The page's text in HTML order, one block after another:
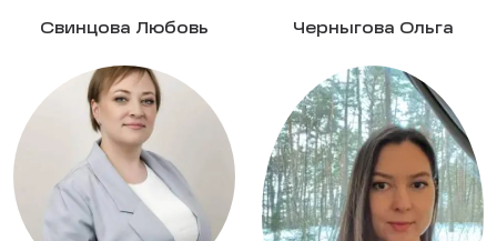
Свинцова Любовь Черныгова Ольга